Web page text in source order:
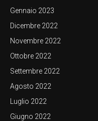
Gennaio 2023
Dicembre 2022
Novembre 2022
Ottobre 2022
Settembre 2022
Agosto 2022
Luglio 2022
Giugno 2022